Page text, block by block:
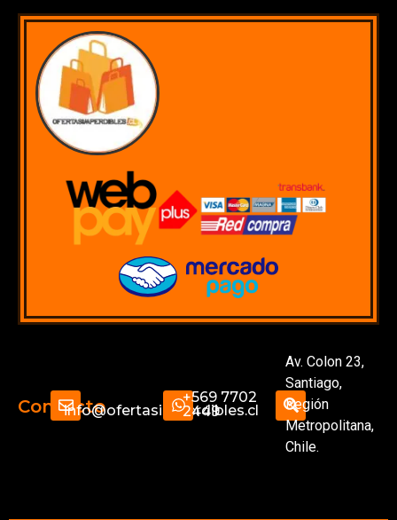
Contactoinfo@ofertasimperdibles.cl
+569 7702
2449
Av. Colon 23,
Santiago,
Región
Metropolitana,
Chile.